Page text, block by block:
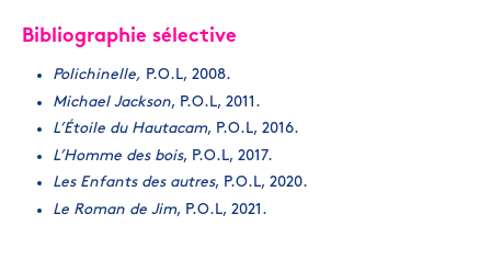
Bibliographie sélective
Polichinelle, P.O.L, 2008.
Michael Jackson, P.O.L, 2011.
L’Étoile du Hautacam, P.O.L, 2016.
L’Homme des bois, P.O.L, 2017.
Les Enfants des autres, P.O.L, 2020.
Le Roman de Jim, P.O.L, 2021.